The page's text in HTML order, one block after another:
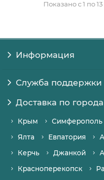
Показано с 1 по
Информация
Служба поддержки
Доставка по
Крым Симферополь
Ялта
Евпатория
Керчь
Джанкой
Красноперекопск